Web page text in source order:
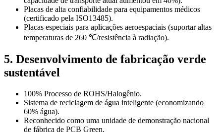
Placas de alta confiabilidade para equipamentos médicos
(certificado pela ISO13485).
Placas especiais para aplicações aeroespaciais (suportar altas
temperaturas de 260 ℃/resistência à radiação).
5. Desenvolvimento de fabricação verde
sustentável
100% Processo de ROHS/Halogênio.
Sistema de reciclagem de água inteligente (economizando
60% água).
Reconhecido como uma unidade de demonstração nacional
de fábrica de PCB Green.